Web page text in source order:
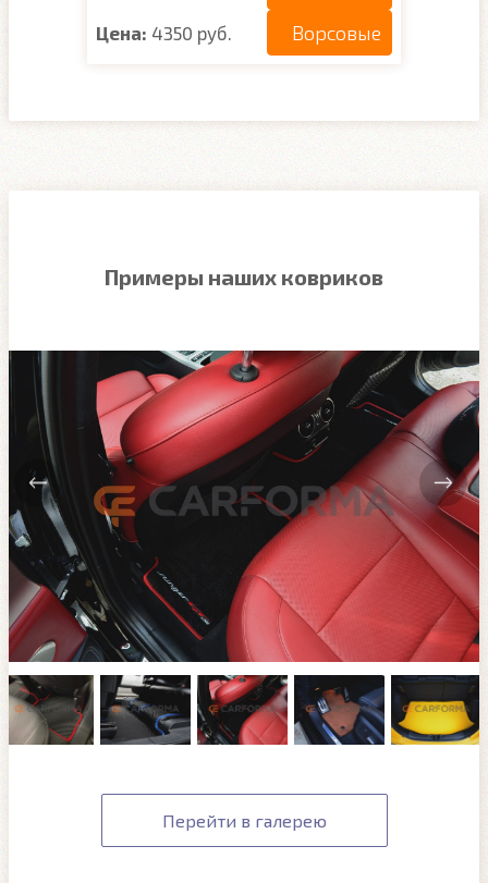
Цена: 4350 руб. Ворсовые
Примеры наших ковриков
Перейти в галерею